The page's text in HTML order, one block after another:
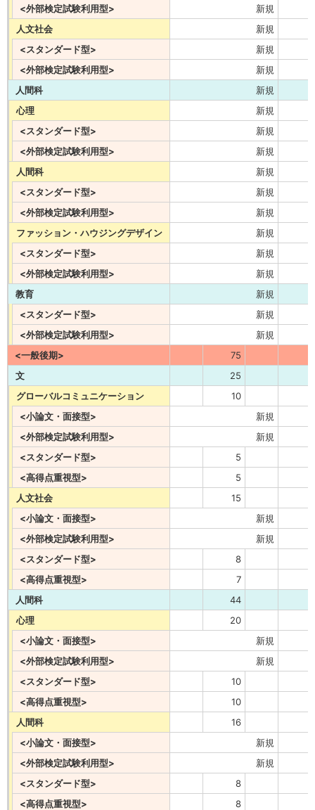
<外部検定試験利用型>
新規
人文社会
新規
<スタンダード型>
新規
<外部検定試験利用型>
新規
人間科
新規
心理
新規
<スタンダード型>
新規
<外部検定試験利用型>
新規
人間科
新規
<スタンダード型>
新規
<外部検定試験利用型>
新規
ファッション・ハウジングデザイン
新規
<スタンダード型>
新規
<外部検定試験利用型>
新規
教育
新規
<スタンダード型>
新規
<外部検定試験利用型>
新規
<一般後期>
75
文
25
グローバルコミュニケーション
10
<小論文・面接型>
新規
<外部検定試験利用型>
新規
<スタンダード型>
5
<高得点重視型>
5
人文社会
15
<小論文・面接型>
新規
<外部検定試験利用型>
新規
<スタンダード型>
8
<高得点重視型>
7
人間科
44
心理
20
<小論文・面接型>
新規
<外部検定試験利用型>
新規
<スタンダード型>
10
<高得点重視型>
10
人間科
16
<小論文・面接型>
新規
<外部検定試験利用型>
新規
<スタンダード型>
8
<高得点重視型>
8